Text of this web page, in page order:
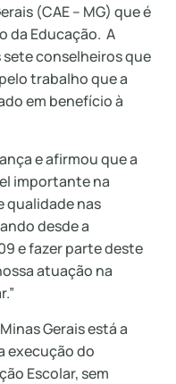
(CAE – MG) que é
da Educação. A
conselheiros que
trabalho que a
em benefício à
e afirmou que a
importante na
qualidade nas
desde a
e fazer parte deste
atuação na
Gerais está a
execução do
Escolar, sem